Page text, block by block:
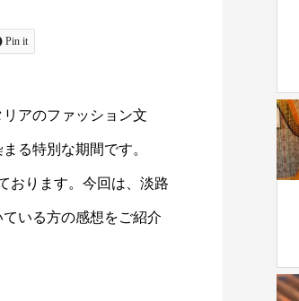
Pin it
アのファッション文
る特別な期間です。
おります。今回は、淡路
いる方の感想をご紹介